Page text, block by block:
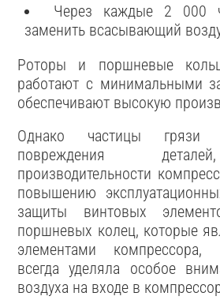
Через каждые 2 000
заменить всасывающий
Роторы и поршневые
работают с минимальными
обеспечивают высокую
Однако частицы грязи
повреждения
производительности
повышению
защиты винтовых
поршневых колец, которые
элементами компрессора,
всегда уделяла особое
воздуха на входе в